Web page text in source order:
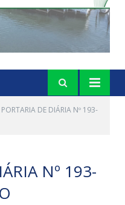
PORTARIA DE DIÁRIA Nº 193-
Nº 193-